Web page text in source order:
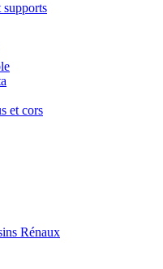
supports
et cors
Rénaux